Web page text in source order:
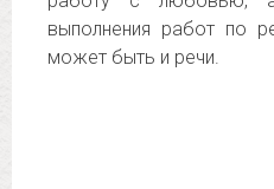
выполнения работ по
может быть и речи.